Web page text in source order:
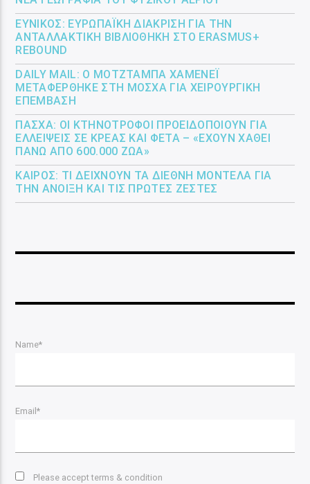
ΕΎΝΙΚΟΣ: ΕΥΡΩΠΑΪΚΉ ΔΙΆΚΡΙΣΗ ΓΙΑ ΤΗΝ
ΑΝΤΑΛΛΑΚΤΙΚΉ ΒΙΒΛΙΟΘΉΚΗ ΣΤΟ ERASMUS+
REBOUND
DAILY MAIL: Ο ΜΟΤΖΤΆΜΠΑ ΧΑΜΕΝΕΪ́
ΜΕΤΑΦΈΡΘΗΚΕ ΣΤΗ ΜΌΣΧΑ ΓΙΑ ΧΕΙΡΟΥΡΓΙΚΉ
ΕΠΈΜΒΑΣΗ
ΠΆΣΧΑ: ΟΙ ΚΤΗΝΟΤΡΌΦΟΙ ΠΡΟΕΙΔΟΠΟΙΟΎΝ ΓΙΑ
ΕΛΛΕΊΨΕΙΣ ΣΕ ΚΡΈΑΣ ΚΑΙ ΦΈΤΑ – «ΈΧΟΥΝ ΧΑΘΕΊ
ΠΆΝΩ ΑΠΌ 600.000 ΖΏΑ»
ΚΑΙΡΌΣ: ΤΙ ΔΕΊΧΝΟΥΝ ΤΑ ΔΙΕΘΝΉ ΜΟΝΤΈΛΑ ΓΙΑ
ΤΗΝ ΆΝΟΙΞΗ ΚΑΙ ΤΙΣ ΠΡΏΤΕΣ ΖΈΣΤΕΣ
Name*
Email*
Please accept terms & condition